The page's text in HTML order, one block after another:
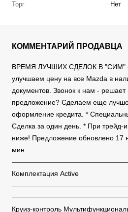
Торг
Нет
КОММЕНТАРИЙ ПРОДАВЦА
ВРЕМЯ ЛУЧШИХ СДЕЛОК В "СИМ" -
улучшаем цену на все Mazda в
документов. Звонок к нам - решает
предложение? Сделаем еще
оформление кредита. *
Сделка за один день. * При трейд-
ниже! Предложение обновлено 17
мин.
Комплектация Active
Круиз-контроль